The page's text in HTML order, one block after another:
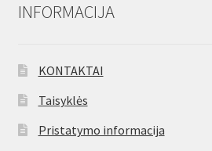
INFORMACIJA
KONTAKTAI
Taisyklės
Pristatymo informacija